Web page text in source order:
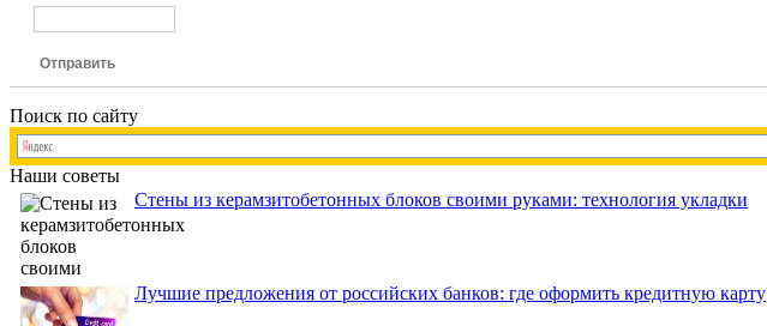
Отправить
Поиск по сайту
Наши советы
Стены из керамзитобетонных блоков своими руками: технология укладки
Лучшие предложения от российских банков: где оформить кредитную карту